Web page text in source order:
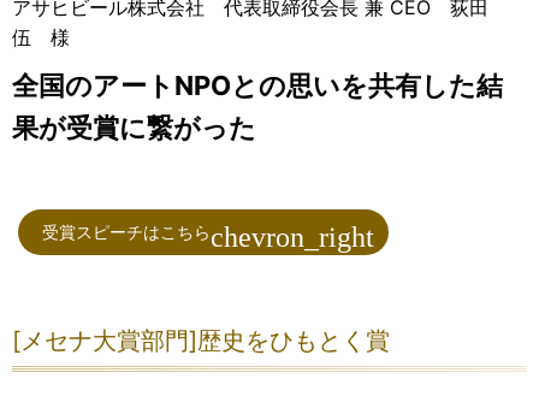
アサヒビール株式会社 代表取締役会長 兼 CEO 荻田
伍 様
全国のアートNPOとの思いを共有した結
果が受賞に繋がった
受賞スピーチはこちら
[メセナ大賞部門]歴史をひもとく賞